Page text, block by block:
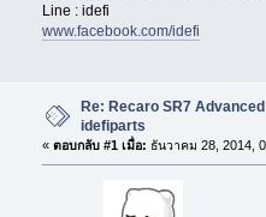
Line : idefi
www.facebook.com/idefi
Re: Recaro SR7
idefiparts
« ตอบกลับ #1 เมื่อ: ธันวาคม 28, 2014,